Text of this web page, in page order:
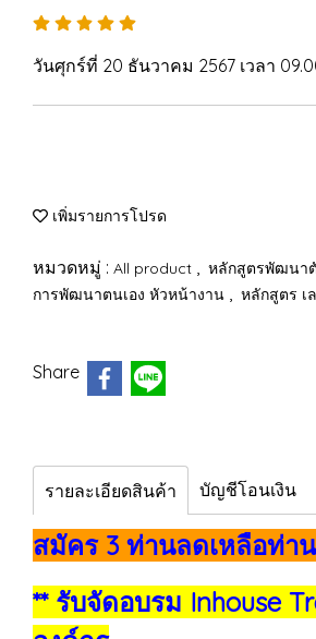
วันศุกร์ที่ 20 ธันวาคม 2567 เวลา
เพิ่มรายการโปรด
หมวดหมู่ : All product , หลักสูตรพัฒนาตั
การพัฒนาตนเอง หัวหน้างาน , หลักสูตร เ
Share
รายละเอียดสินค้า บัญชีโอนเงิน
สมัคร 3 ท่านลดเหลือท่า
** รับจัดอบรม Inhouse